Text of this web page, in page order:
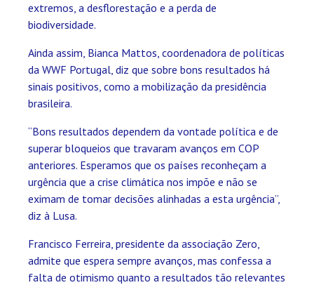
extremos, a desflorestação e a perda de
biodiversidade.
Ainda assim, Bianca Mattos, coordenadora de políticas
da WWF Portugal, diz que sobre bons resultados há
sinais positivos, como a mobilização da presidência
brasileira.
“Bons resultados dependem da vontade política e de
superar bloqueios que travaram avanços em COP
anteriores. Esperamos que os países reconheçam a
urgência que a crise climática nos impõe e não se
eximam de tomar decisões alinhadas a esta urgência”,
diz à Lusa.
Francisco Ferreira, presidente da associação Zero,
admite que espera sempre avanços, mas confessa a
falta de otimismo quanto a resultados tão relevantes